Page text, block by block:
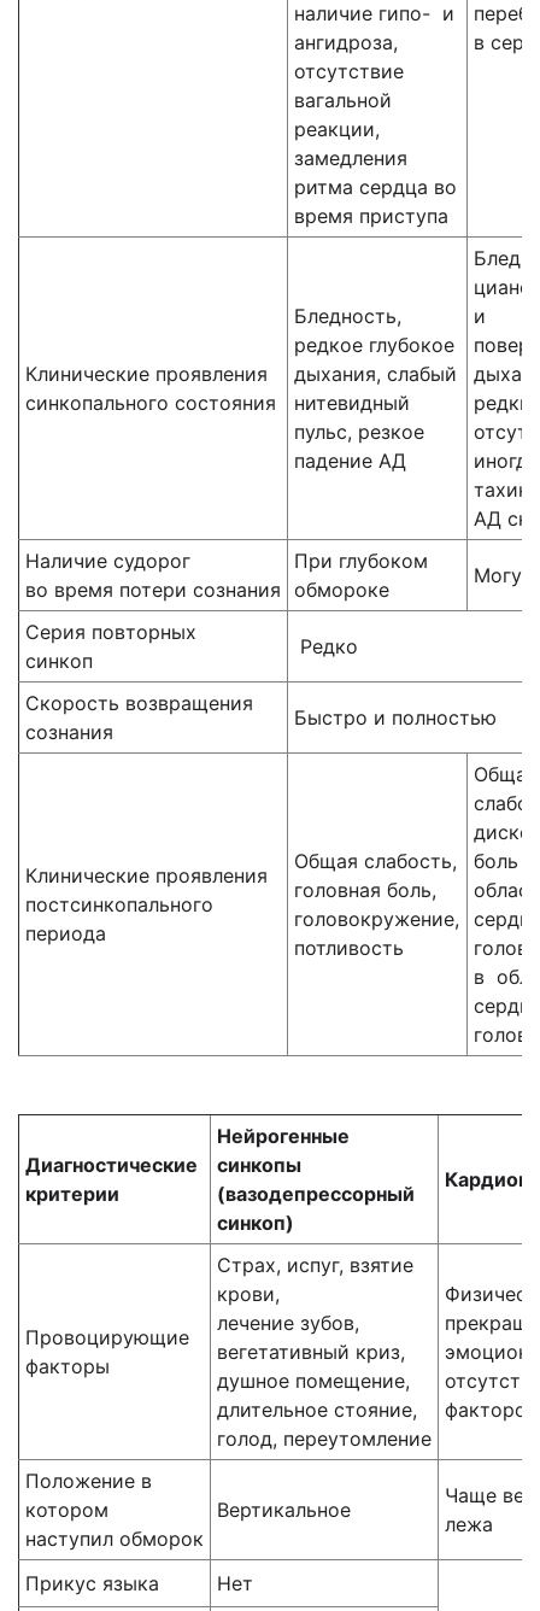
наличие гипо- и
ангидроза,
отсутствие
вагальной
реакции,
замедления
ритма сердца во
время приступа
в
Клинические проявления
синкопального состояния
Бледность,
редкое глубокое
дыхания, слабый
нитевидный
пульс, резкое
падение АД
и
иногда
АД
Наличие судорог
во время потери сознания
При глубоком
обмороке
Могут
Серия повторных
синкоп
Редко
Скорость возвращения
сознания
Быстро и полностью
Клинические проявления
постсинкопального
периода
Общая слабость,
головная боль,
головокружение,
потливость
боль в
в
Диагностические
критерии
Нейрогенные
синкопы
(вазодепрессорный
синкоп)
Провоцирующие
факторы
Страх, испуг, взятие
крови,
лечение зубов,
вегетативный криз,
душное помещение,
длительное стояние,
голод, переутомление
факторов
Положение в
котором
наступил обморок
Вертикальное
Чаще
лежа
Прикус языка Нет